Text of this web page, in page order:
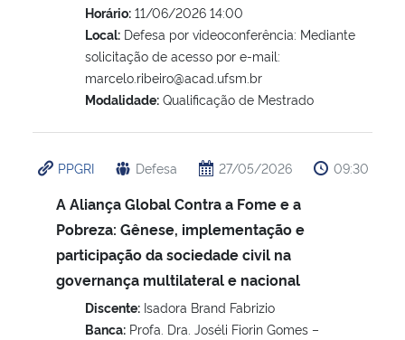
Horário: 11/06/2026 14:00
Local: Defesa por videoconferência: Mediante
solicitação de acesso por e-mail:
marcelo.ribeiro@acad.ufsm.br
Modalidade: Qualificação de Mestrado
PPGRI Defesa 27/05/2026 09:30
A Aliança Global Contra a Fome e a
Pobreza: Gênese, implementação e
participação da sociedade civil na
governança multilateral e nacional
Discente: Isadora Brand Fabrizio
Banca: Profa. Dra. Joséli Fiorin Gomes –